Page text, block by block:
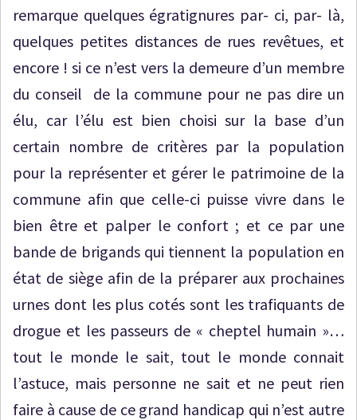
remarque quelques égratignures par- ci, par- là,
quelques petites distances de rues revêtues, et
encore ! si ce n’est vers la demeure d’un membre
du conseil de la commune pour ne pas dire un
élu, car l’élu est bien choisi sur la base d’un
certain nombre de critères par la population
pour la représenter et gérer le patrimoine de la
commune afin que celle-ci puisse vivre dans le
bien être et palper le confort ; et ce par une
bande de brigands qui tiennent la population en
état de siège afin de la préparer aux prochaines
urnes dont les plus cotés sont les trafiquants de
drogue et les passeurs de « cheptel humain »…
tout le monde le sait, tout le monde connait
l’astuce, mais personne ne sait et ne peut rien
faire à cause de ce grand handicap qui n’est autre